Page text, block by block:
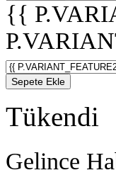
{{
Sepete Ekle
Tükendi
Gelince